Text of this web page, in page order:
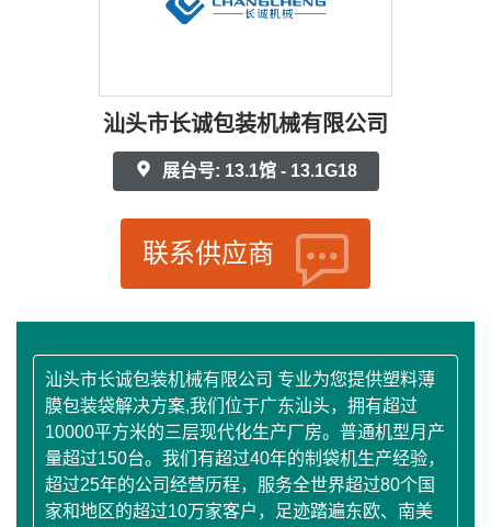
汕头市长诚包装机械有限公司
展台号: 13.1馆 - 13.1G18
联系供应商
汕头市长诚包装机械有限公司 专业为您提供塑料薄
膜包装袋解决方案,我们位于广东汕头，拥有超过
10000平方米的三层现代化生产厂房。普通机型月产
量超过150台。我们有超过40年的制袋机生产经验，
超过25年的公司经营历程，服务全世界超过80个国
家和地区的超过10万家客户，足迹踏遍东欧、南美